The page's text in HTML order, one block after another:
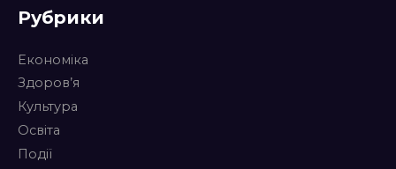
Рубрики
Економіка
Здоров’я
Культура
Освіта
Події